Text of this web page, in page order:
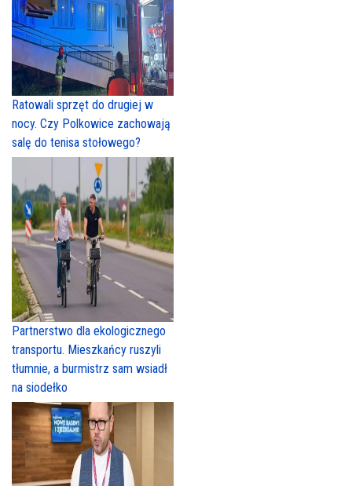
Ratowali sprzęt do drugiej w
nocy. Czy Polkowice zachowają
salę do tenisa stołowego?
Partnerstwo dla ekologicznego
transportu. Mieszkańcy ruszyli
tłumnie, a burmistrz sam wsiadł
na siodełko